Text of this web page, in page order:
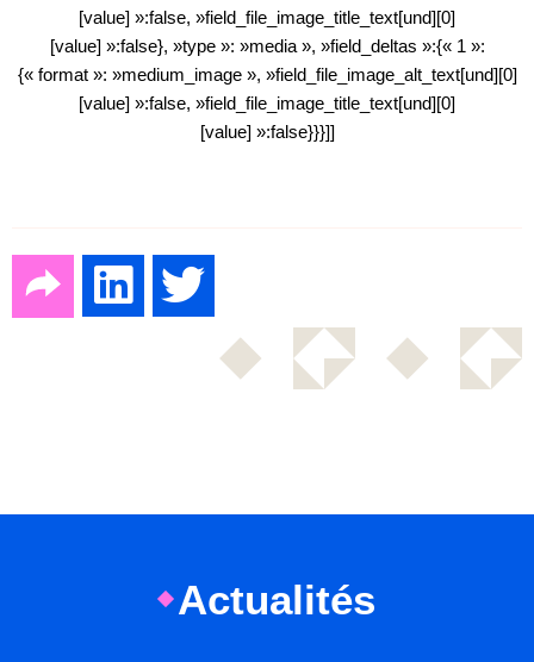
[value] »:false, »field_file_image_title_text[und][0]
[value] »:false}, »type »: »media », »field_deltas »:{« 1 »:
{« format »: »medium_image », »field_file_image_alt_text[und][0]
[value] »:false, »field_file_image_title_text[und][0]
[value] »:false}}}]]
Actualités